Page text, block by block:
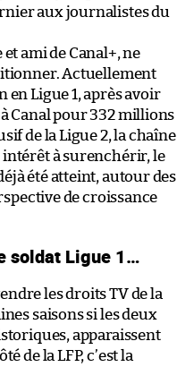
aux journalistes du
ami de Canal+, ne
Actuellement
en Ligue 1, après avoir
Canal pour 332 millions
de la Ligue 2, la chaîne
à surenchérir, le
été atteint, autour des
de croissance
soldat Ligue 1…
les droits TV de la
saisons si les deux
apparaissent
de la LFP, c’est la